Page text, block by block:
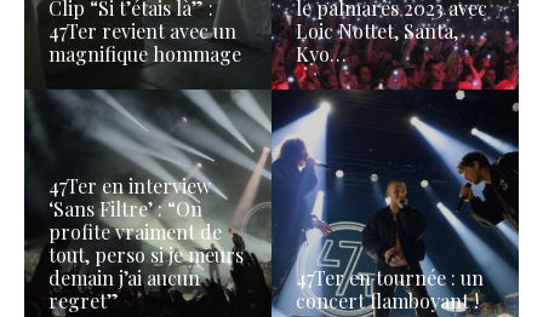
Clip “Si t’étais là” :
47Ter revient avec un
magnifique hommage
le palmarès 2023 avec
Loic Nottet, Santa,
Kyo…
47Ter en interview
‘Sans Filtre’ : “On
profite vraiment de
tout, perso si je meurs
demain j’ai aucun
regret”
47Ter en tournée : un
concert flamboyant !